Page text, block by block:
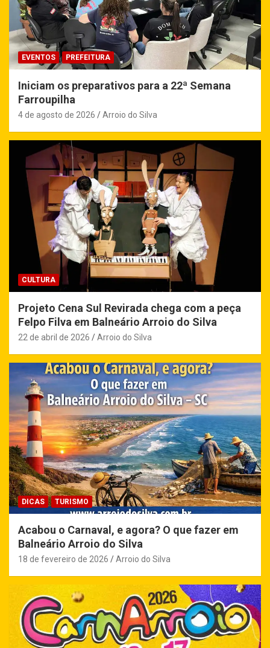
EVENTOS PREFEITURA
Iniciam os preparativos para a 22ª Semana
Farroupilha
4 de agosto de 2026 Arroio do Silva
CULTURA
Projeto Cena Sul Revirada chega com a peça
Felpo Filva em Balneário Arroio do Silva
22 de abril de 2026 Arroio do Silva
DICAS TURISMO
Acabou o Carnaval, e agora? O que fazer em
Balneário Arroio do Silva
18 de fevereiro de 2026 Arroio do Silva